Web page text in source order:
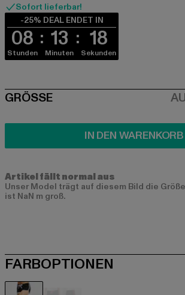
Sofort lieferbar!
-25% DEAL ENDET IN
08
Stunden
13
Minuten
17
Sekunden
SIZE
GRÖSSE
IN DEN WARENKORB
Artikel fällt normal aus
Unser Model trägt auf diesem Bild die
ist NaN m groß.
FARBOPTIONEN